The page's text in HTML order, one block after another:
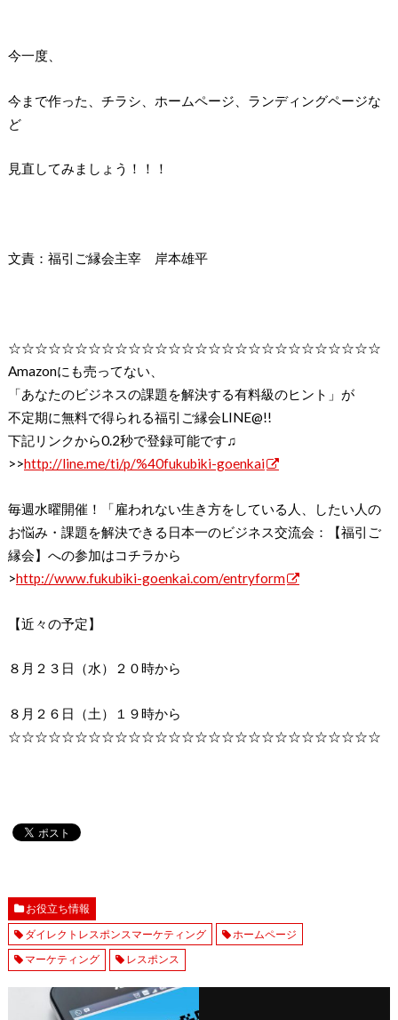
今一度、
今まで作った、チラシ、ホームページ、ランディングページな
ど
見直してみましょう！！！
文責：福引ご縁会主宰 岸本雄平
☆☆☆☆☆☆☆☆☆☆☆☆☆☆☆☆☆☆☆☆☆☆☆☆☆☆☆☆
Amazonにも売ってない、
「あなたのビジネスの課題を解決する有料級のヒント」が
不定期に無料で得られる福引ご縁会LINE@!!
下記リンクから0.2秒で登録可能です♫
>>http://line.me/ti/p/%40fukubiki-goenkai
毎週水曜開催！「雇われない生き方をしている人、したい人の
お悩み・課題を解決できる日本一のビジネス交流会：【福引ご
縁会】への参加はコチラから
>http://www.fukubiki-goenkai.com/entryform
【近々の予定】
８月２３日（水）２０時から
８月２６日（土）１９時から
☆☆☆☆☆☆☆☆☆☆☆☆☆☆☆☆☆☆☆☆☆☆☆☆☆☆☆☆
お役立ち情報
ダイレクトレスポンスマーケティング
ホームページ
マーケティング
レスポンス